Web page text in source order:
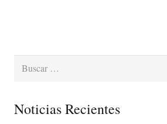
Buscar:
Noticias Recientes